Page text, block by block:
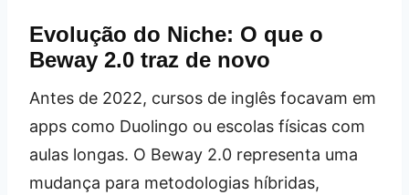
Evolução do Niche: O que o
Beway 2.0 traz de novo
Antes de 2022, cursos de inglês focavam em
apps como Duolingo ou escolas físicas com
aulas longas. O Beway 2.0 representa uma
mudança para metodologias híbridas,